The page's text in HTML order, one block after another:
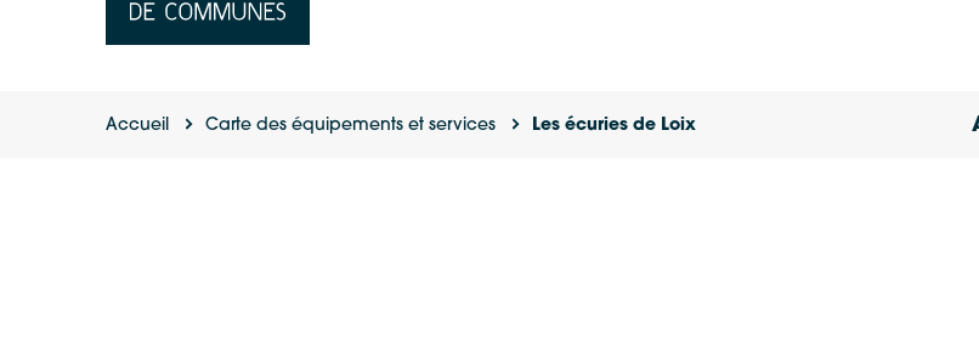
Accueil Carte des équipements et services Les écuries de Loix